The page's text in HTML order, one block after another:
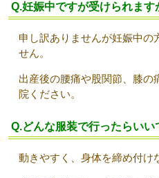
Q.妊娠中ですが受けられます
申し訳ありませんが妊娠中の
せん。
出産後の腰痛や股関節、膝の
院ください。
Q.どんな服装で行ったらいい
動きやすく、身体を締め付け